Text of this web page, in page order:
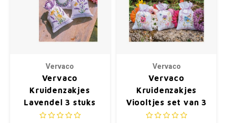
Vervaco
Vervaco
Kruidenzakjes
Lavendel 3 stuks
PN-0203249
Vervaco
Vervaco
Kruidenzakjes
Viooltjes set van 3
stuks PN-0206744